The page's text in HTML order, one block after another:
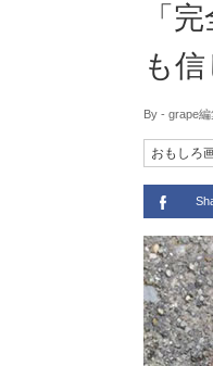
「
も
By - grape
おもしろ